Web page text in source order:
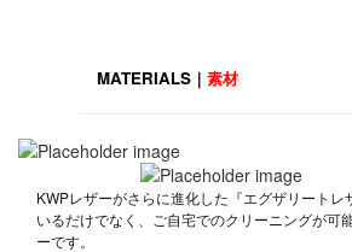
MATERIALS｜素材
KWPレザーがさらに進化した『エグザリートレ
いるだけでなく、ご自宅でのクリーニングが可
ーです。